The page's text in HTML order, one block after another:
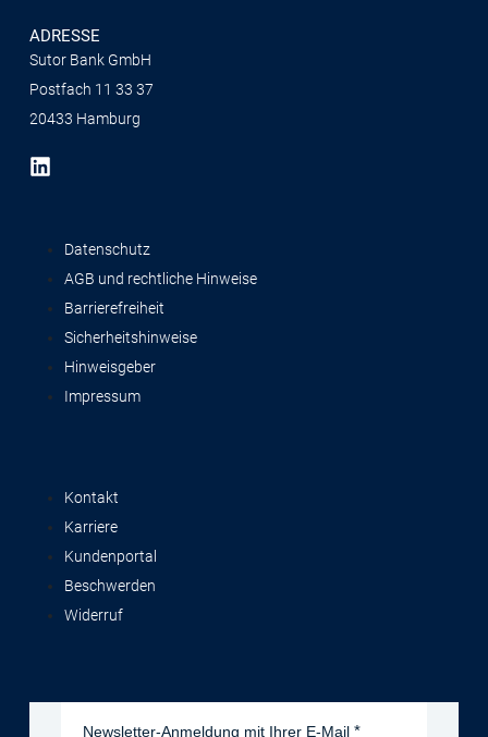
ADRESSE
Sutor Bank GmbH
Postfach 11 33 37
20433 Hamburg
Datenschutz
AGB und rechtliche Hinweise
Barrierefreiheit
Sicherheitshinweise
Hinweisgeber
Impressum
Kontakt
Karriere
Kundenportal
Beschwerden
Widerruf
Newsletter-Anmeldung mit Ihrer E-Mail